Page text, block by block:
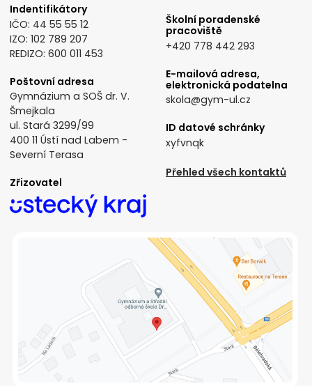
Indentifikátory
IČO: 44 55 55 12
IZO: 102 789 207
REDIZO: 600 011 453
Poštovní adresa
Gymnázium a SOŠ dr. V.
Šmejkala
ul. Stará 3299/99
400 11 Ústí nad Labem -
Severní Terasa
Zřizovatel
Školní poradenské
pracoviště
+420 778 442 293
E-mailová adresa,
elektronická podatelna
skola@gym-ul.cz
ID datové schránky
xyfvnqk
Přehled všech kontaktů